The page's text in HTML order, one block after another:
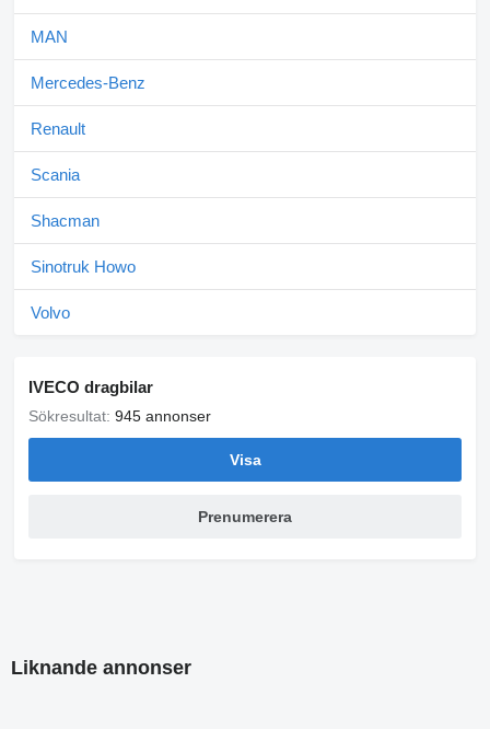
MAN
Mercedes-Benz
Renault
Scania
Shacman
Sinotruk Howo
Volvo
IVECO dragbilar
Sökresultat: 945 annonser
Visa
Prenumerera
Liknande annonser